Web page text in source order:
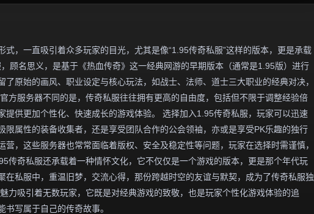
，一直吸引着众多玩家的目光，尤其是像“1.95传奇私服”这样的版本，更是承载
顾名思义，是基于《热血传奇》这一经典网游的早期版本（通常是1.95版）进行
原始的画风、职业设定与核心玩法，如战士、法师、道士三大职业的经典对决，
方服务器不同的是，传奇私服往往拥有更高的自由度，包括但不限于调整经验倍
供更加个性化、快速成长的游戏体验。 选择加入1.95传奇私服，玩家可以迅速
属性的装备收集者，还是享受团队合作的公会领袖，亦或是享受PK乐趣的独行
，这些服务器也常常面临着版权、安全及稳定性等问题，玩家在选择时需谨慎，
传奇私服还承载着一种情怀文化，它不仅仅是一个游戏的版本，更是那个年代玩
私服中，重温旧梦，交流心得，那份跨越时空的友谊与默契，成为了传奇私服独
力吸引着无数玩家，它既是对经典游戏的致敬，也是玩家个性化游戏体验的追
写属于自己的传奇故事。